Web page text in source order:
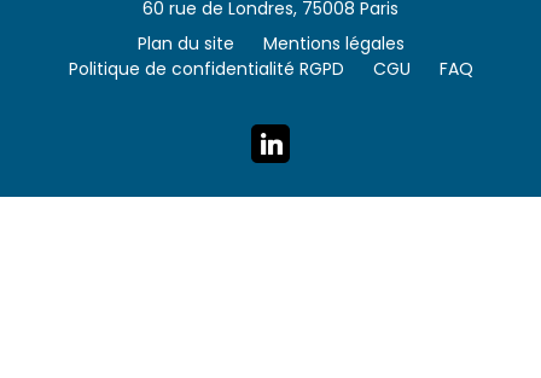
60 rue de Londres, 75008 Paris
Plan du site
Mentions légales
Politique de confidentialité RGPD
CGU FAQ